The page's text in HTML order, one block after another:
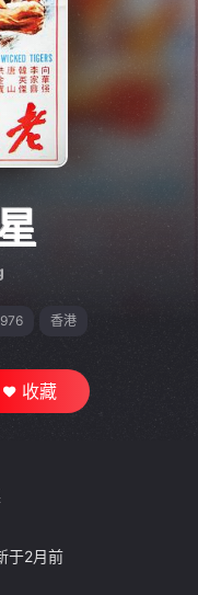
香港
收藏
于2月前